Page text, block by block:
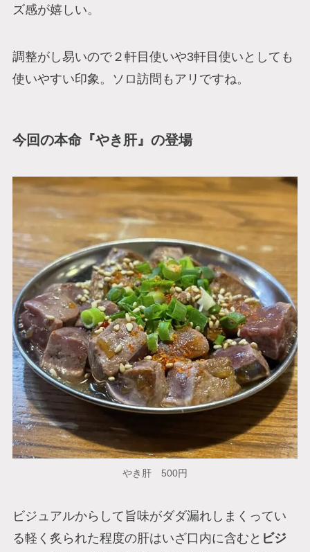
ズ感が嬉しい。
調整がし易いので２軒目使いや3軒目使いとしても
使いやすい印象。ソロ訪問もアリですね。
今回の本命『やき肝』の登場
やき肝 500円
ビジュアルからして旨味がダダ漏れしまくってい
る軽く炙られた程度の肝はいざ口内に含むと ビジ